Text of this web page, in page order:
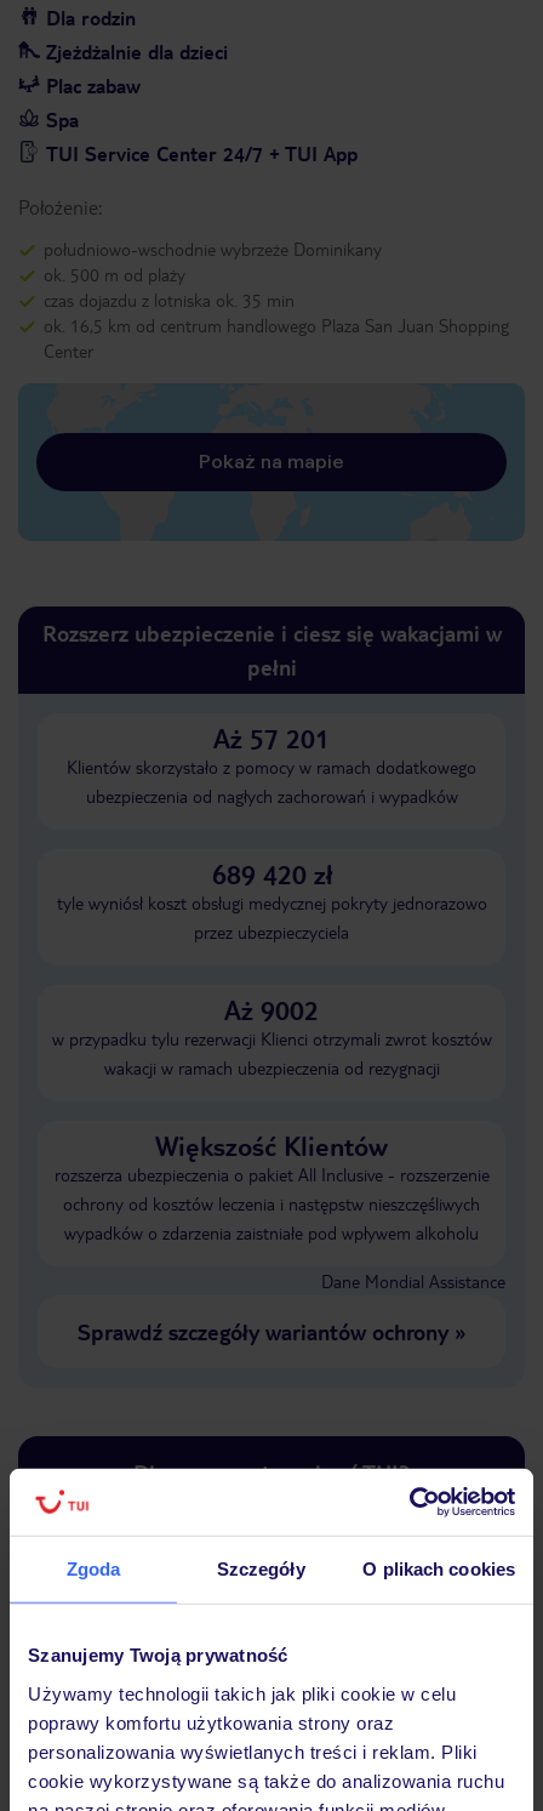
Zgoda Szczegóły O plikach cookies
Szanujemy Twoją prywatność
Używamy technologii takich jak pliki cookie w celu
poprawy komfortu użytkowania strony oraz
personalizowania wyświetlanych treści i reklam. Pliki
cookie wykorzystywane są także do analizowania ruchu
Dla rodzin
Zjeżdżalnie dla dzieci
Plac zabaw
Spa
TUI Service Center 24/7 + TUI App
Położenie:
południowo-wschodnie wybrzeże Dominikany
ok. 500 m od plaży
czas dojazdu z lotniska ok. 35 min
ok. 16,5 km od centrum handlowego Plaza San Juan Shopping
Center
Pokaż na mapie
Rozszerz ubezpieczenie i ciesz się wakacjami w
pełni
Aż 57 201
Klientów skorzystało z pomocy w ramach dodatkowego
ubezpieczenia od nagłych zachorowań i wypadków
689 420 zł
tyle wyniósł koszt obsługi medycznej pokryty jednorazowo
przez ubezpieczyciela
Aż 9002
w przypadku tylu rezerwacji Klienci otrzymali zwrot kosztów
wakacji w ramach ubezpieczenia od rezygnacji
Większość Klientów
rozszerza ubezpieczenia o pakiet All Inclusive - rozszerzenie
ochrony od kosztów leczenia i następstw nieszczęśliwych
wypadków o zdarzenia zaistniałe pod wpływem alkoholu
Dane Mondial Assistance
Sprawdź szczegóły wariantów ochrony»
Dlaczego warto wybrać TUI?
Lider niskich cen
Największe biuro
30 lat w
Hotel